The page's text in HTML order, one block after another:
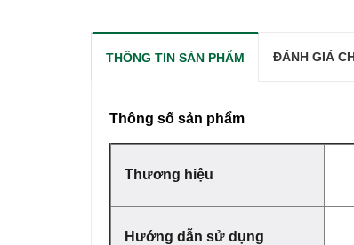
THÔNG TIN SẢN PHẨM ĐÁNH GIÁ
Thông số sản phẩm
Thương hiệu
Hướng dẫn sử dụng